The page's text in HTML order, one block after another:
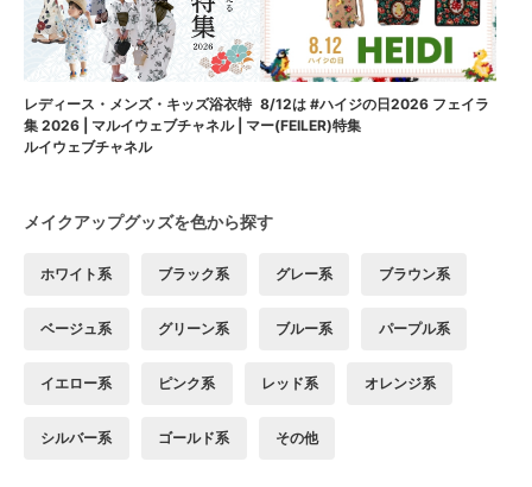
レディース・メンズ・キッズ浴衣特
集 2026 | マルイウェブチャネル | マ
ルイウェブチャネル
8/12は #ハイジの日2026 フェイラ
ー(FEILER)特集
メイクアップグッズを色から探す
ホワイト系 ブラック系 グレー系 ブラウン系
ベージュ系 グリーン系 ブルー系 パープル系
イエロー系 ピンク系 レッド系 オレンジ系
シルバー系 ゴールド系 その他